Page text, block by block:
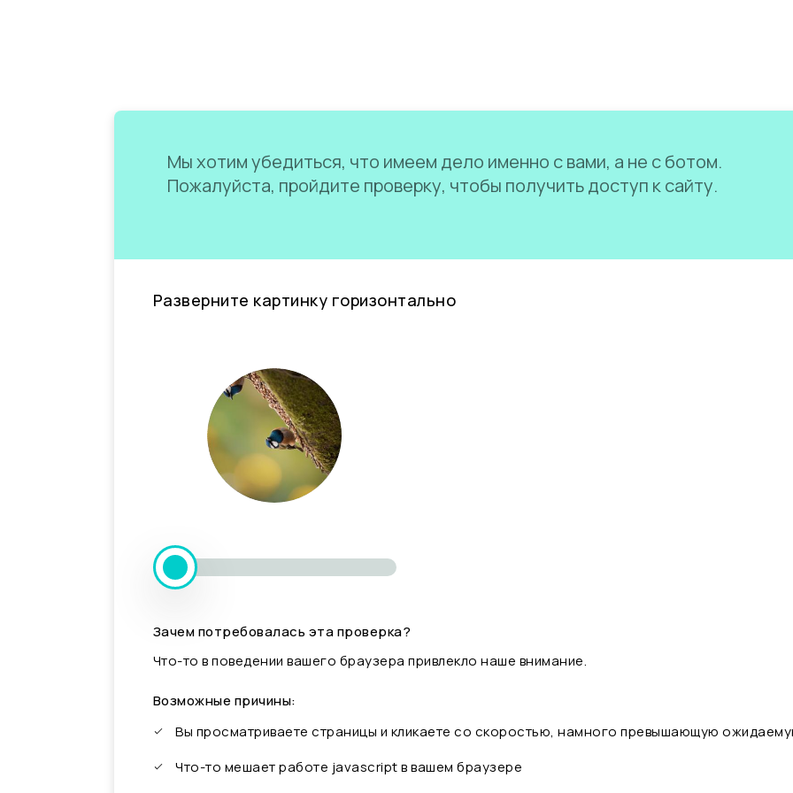
Мы хотим убедиться, что имеем дело именно с вами, а не с ботом.
Пожалуйста, пройдите проверку, чтобы получить доступ к сайту.
Разверните картинку горизонтально
Зачем потребовалась эта проверка?
Что-то в поведении вашего браузера привлекло наше внимание.
Возможные причины:
Вы просматриваете страницы и кликаете со скоростью, намного превышающую
Что-то мешает работе javascript в вашем браузере